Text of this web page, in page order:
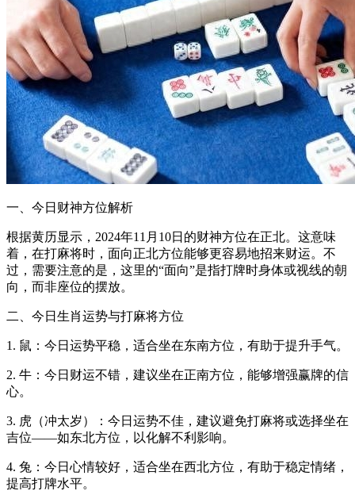
一、今日财神方位解析
根据黄历显示，2024年11月10日的财神方位在正北。这意味
着，在打麻将时，面向正北方位能够更容易地招来财运。不
过，需要注意的是，这里的“面向”是指打牌时身体或视线的朝
向，而非座位的摆放。
二、今日生肖运势与打麻将方位
1. 鼠：今日运势平稳，适合坐在东南方位，有助于提升手气。
2. 牛：今日财运不错，建议坐在正南方位，能够增强赢牌的信
心。
3. 虎（冲太岁）：今日运势不佳，建议避免打麻将或选择坐在
吉位——如东北方位，以化解不利影响。
4. 兔：今日心情较好，适合坐在西北方位，有助于稳定情绪，
提高打牌水平。